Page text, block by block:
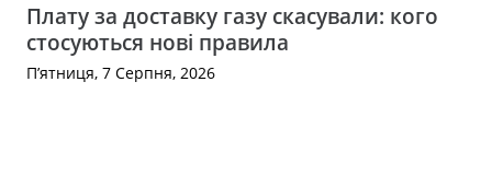
Плату за доставку газу скасували: кого
стосуються нові правила
П’ятниця, 7 Серпня, 2026